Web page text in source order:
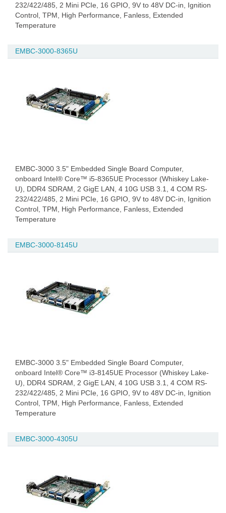
232/422/485, 2 Mini PCIe, 16 GPIO, 9V to 48V DC-in, Ignition
Control, TPM, High Performance, Fanless, Extended
Temperature
EMBC-3000-8365U
EMBC-3000 3.5" Embedded Single Board Computer,
onboard Intel® Core™ i5-8365UE Processor (Whiskey Lake-
U), DDR4 SDRAM, 2 GigE LAN, 4 10G USB 3.1, 4 COM RS-
232/422/485, 2 Mini PCIe, 16 GPIO, 9V to 48V DC-in, Ignition
Control, TPM, High Performance, Fanless, Extended
Temperature
EMBC-3000-8145U
EMBC-3000 3.5" Embedded Single Board Computer,
onboard Intel® Core™ i3-8145UE Processor (Whiskey Lake-
U), DDR4 SDRAM, 2 GigE LAN, 4 10G USB 3.1, 4 COM RS-
232/422/485, 2 Mini PCIe, 16 GPIO, 9V to 48V DC-in, Ignition
Control, TPM, High Performance, Fanless, Extended
Temperature
EMBC-3000-4305U